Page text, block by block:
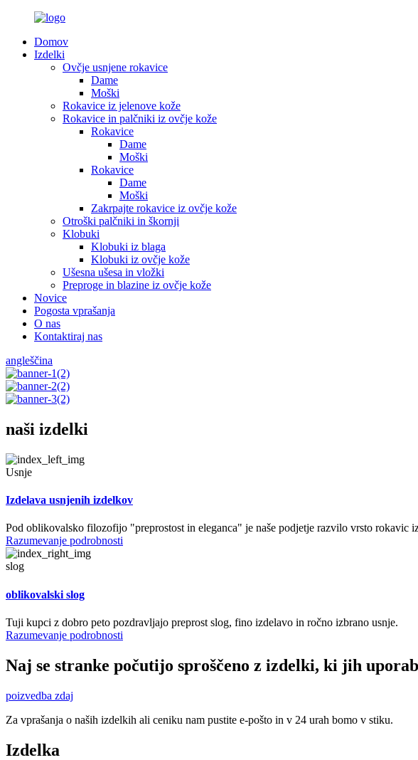
Domov
Izdelki
Ovčje usnjene rokavice
Dame
Moški
Rokavice iz jelenove kože
Rokavice in palčniki iz ovčje kože
Rokavice
Dame
Moški
Rokavice
Dame
Moški
Zakrpajte rokavice iz ovčje kože
Otroški palčniki in škornji
Klobuki
Klobuki iz blaga
Klobuki iz ovčje kože
Ušesna ušesa in vložki
Preproge in blazine iz ovčje kože
Novice
Pogosta vprašanja
O nas
Kontaktiraj nas
angleščina
naši izdelki
Usnje
Izdelava usnjenih izdelkov
Pod oblikovalsko filozofijo "preprostost in eleganca" je naše podjetje razvilo vrsto rokavic
Razumevanje podrobnosti
slog
oblikovalski slog
Tuji kupci z dobro peto pozdravljajo preprost slog, fino izdelavo in ročno izbrano usnje.
Razumevanje podrobnosti
Naj se stranke počutijo sproščeno z izdelki, ki jih
poizvedba zdaj
Za vprašanja o naših izdelkih ali ceniku nam pustite e-pošto in v 24 urah bomo v stiku.
Izdelka